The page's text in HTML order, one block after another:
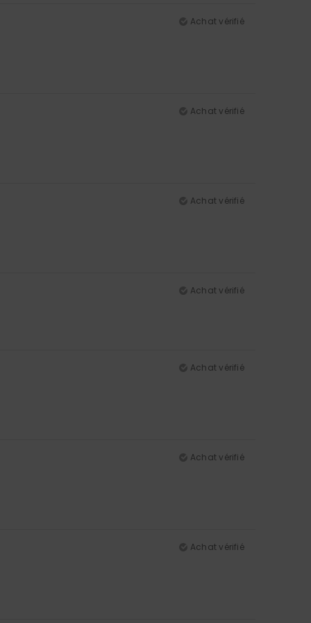
Achat vérifié
Achat vérifié
Achat vérifié
Achat vérifié
Achat vérifié
Achat vérifié
Achat vérifié